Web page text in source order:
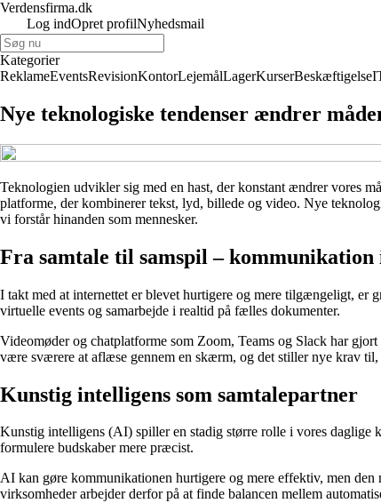
Verdensfirma.dk
Log indOpret profilNyhedsmail
Kategorier
ReklameEventsRevisionKontorLejemålLagerKurserBeskæftigelse
Nye teknologiske tendenser ændrer
Teknologien udvikler sig med en hast, der konstant ændrer vores
platforme, der kombinerer tekst, lyd, billede og video. Nye
vi forstår hinanden som mennesker.
Fra samtale til samspil –
I takt med at internettet er blevet hurtigere og mere tilgængeligt,
virtuelle events og samarbejde i realtid på fælles dokumenter.
Videomøder og chatplatforme som Zoom, Teams og Slack har
være sværere at aflæse gennem en skærm, og det stiller nye krav
Kunstig intelligens som samtalepartner
Kunstig intelligens (AI) spiller en stadig større rolle i vores daglige
formulere budskaber mere præcist.
AI kan gøre kommunikationen hurtigere og mere effektiv, men
virksomheder arbejder derfor på at finde balancen mellem